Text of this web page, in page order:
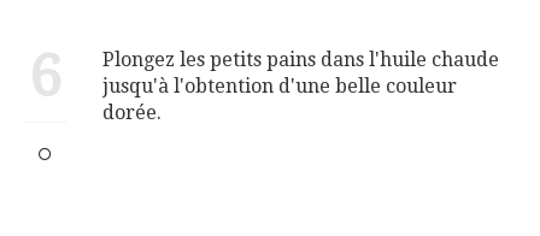
6
Plongez les petits pains dans l'huile chaude
jusqu'à l'obtention d'une belle couleur
dorée.